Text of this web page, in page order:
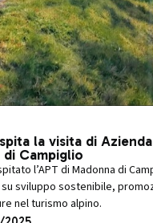
la visita di
Campiglio
l’APT di Madonna di
sviluppo sostenibile,
nel turismo alpino.